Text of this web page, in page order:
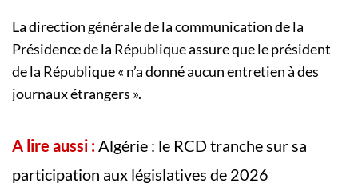
La direction générale de la communication de la
Présidence de la République assure que le président
de la République « n’a donné aucun entretien à des
journaux étrangers ».
A lire aussi :Algérie : le RCD tranche sur sa
participation aux législatives de 2026